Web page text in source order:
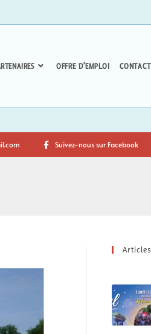
OFFRE D’EMPLOI CONTACT
Suivez-nous sur Facebook